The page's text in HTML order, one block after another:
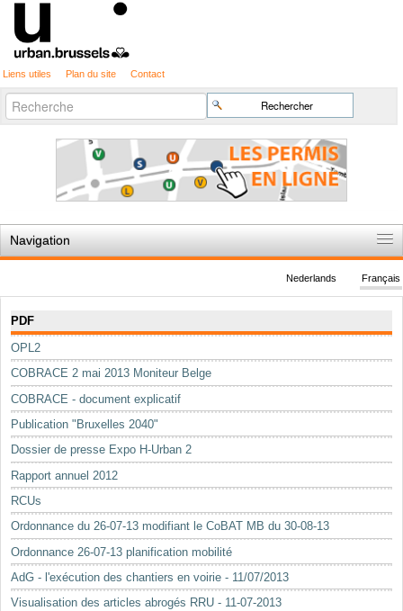
Liens utiles Plan du site Contact
Chercher par
Recherche
avancée…
Navigation
Règles du jeu
Permis d'urbanisme
Cartographie
Etudes et publications
Mots-clés
Renseignements urbanistiques
Français
Nederlands
PDF
OPL2
COBRACE 2 mai 2013 Moniteur Belge
COBRACE - document explicatif
Publication "Bruxelles 2040"
Dossier de presse Expo H-Urban 2
Rapport annuel 2012
RCUs
Ordonnance du 26-07-13 modifiant le CoBAT MB du 30-08-13
Ordonnance 26-07-13 planification mobilité
AdG - l'exécution des chantiers en voirie - 11/07/2013
Visualisation des articles abrogés RRU - 11-07-2013